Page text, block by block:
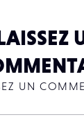
UN